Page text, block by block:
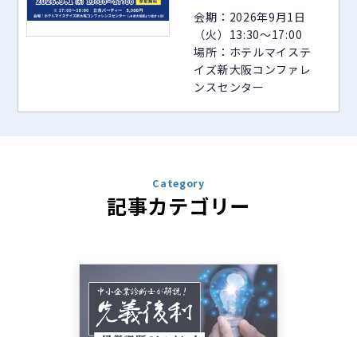
会期：2026年9月1日
（火）13:30～17:00
場所：ホテルマイステ
イズ新大阪コンファレ
ンスセンター
記事カテゴリー
Category